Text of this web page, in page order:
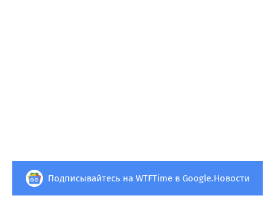
Подписывайтесь на WTFTime в Google.Новости